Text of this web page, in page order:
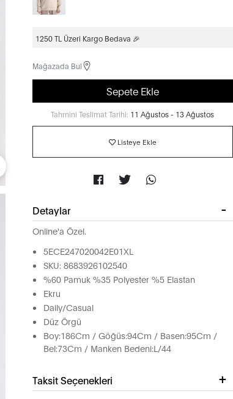
1250 TL Üzeri Kargo Bedava 🎉
Mağazada Bul
Sepete Ekle
Tahmini Teslimat Tarihi: 11 Ağustos - 13 Ağustos
Listeye Ekle
Detaylar
Online'a Özel.
5ECE247020042E01XL
SKU: 8683926102540
%60 Pamuk %35 Polyester %5 Elastan
Ekru
Daily/Casual
Düz Örgü
Boy:186Cm / Göğüs:94Cm / Basen:95Cm /
Bel:73Cm / Manken Bedeni:L/44
Taksit Seçenekleri